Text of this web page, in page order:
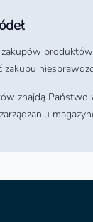
zakupu
znajdą Państwo